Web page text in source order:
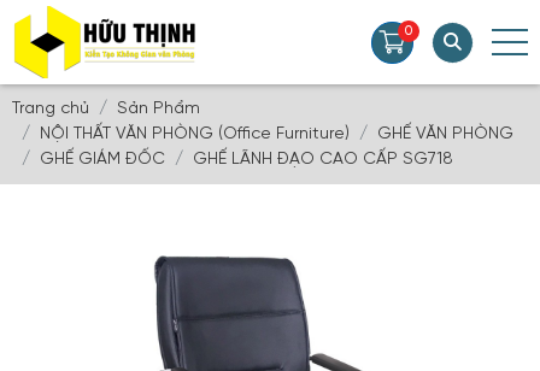
0
Trang chủ
Sản Phẩm
NỘI THẤT VĂN PHÒNG (Office Furniture)
GHẾ VĂN PHÒNG
GHẾ GIÁM ĐỐC
GHẾ LÃNH ĐẠO CAO CẤP SG718